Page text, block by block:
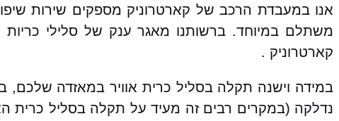
אנו במעבדת הרכב של קארטרוניק מספקים שירות
משתלם במיוחד. ברשותנו מאגר ענק של סלילי כריות
קארטרוניק .
במידה וישנה תקלה בסליל כרית אוויר במאזדה שלכם,
נדלקה (במקרים רבים זה מעיד על תקלה בסליל כרית